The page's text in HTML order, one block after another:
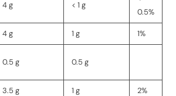
4 g < 1 g
0.5%
4 g 1 g 1%
0.5 g 0.5 g
3.5 g 1 g 2%